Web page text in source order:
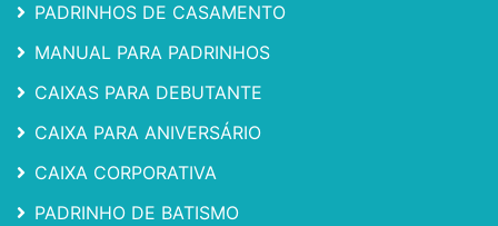
PADRINHOS DE CASAMENTO
MANUAL PARA PADRINHOS
CAIXAS PARA DEBUTANTE
CAIXA PARA ANIVERSÁRIO
CAIXA CORPORATIVA
PADRINHO DE BATISMO